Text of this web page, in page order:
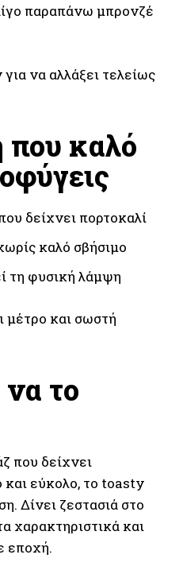
παραπάνω μπρονζέ
να αλλάξει τελείως
που καλό
δείχνει πορτοκαλί
καλό σβήσιμο
τη φυσική λάμψη
και σωστή
να το
που δείχνει
εύκολο, το toasty
Δίνει ζεστασιά στο
χαρακτηριστικά και
εποχή.